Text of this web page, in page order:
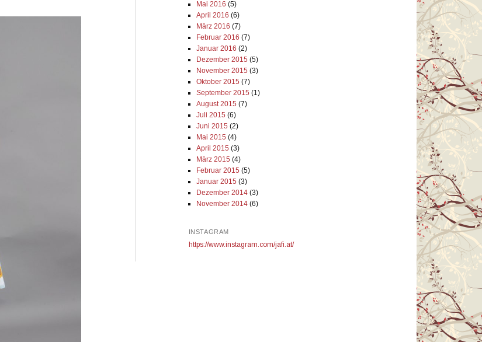
Mai 2016 (5)
April 2016 (6)
März 2016 (7)
Februar 2016 (7)
Januar 2016 (2)
Dezember 2015 (5)
November 2015 (3)
Oktober 2015 (7)
September 2015 (1)
August 2015 (7)
Juli 2015 (6)
Juni 2015 (2)
Mai 2015 (4)
April 2015 (3)
März 2015 (4)
Februar 2015 (5)
Januar 2015 (3)
Dezember 2014(3)
November 2014(6)
INSTAGRAM
https://www.instagram.com/jafi.at/